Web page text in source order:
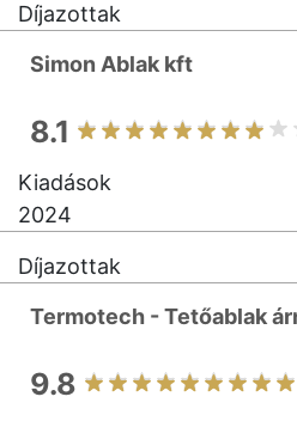
Díjazottak
Simon Ablak kft
8.1
Kiadások
2024
Díjazottak
Termotech - Tetőablak
9.8